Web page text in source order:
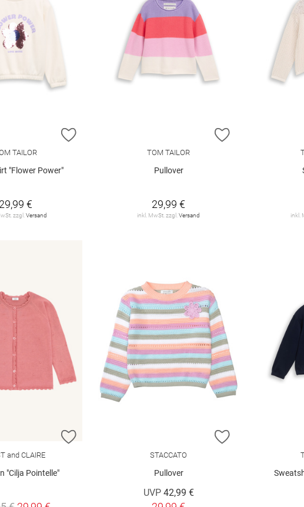
ZUR WUNSCHLISTE HINZUFÜGEN
TAILOR
"Flower Power"
29,99 €
zzgl. Versand
ZUR
TOM TAILOR
Pullover
29,99 €
inkl. MwSt. zzgl.Versand inkl.
ZUR WUNSCHLISTE HINZUFÜGEN
and CLAIRE
"Cilja Pointelle"
ZUR
STACCATO
Pullover
UVP 42,99 €